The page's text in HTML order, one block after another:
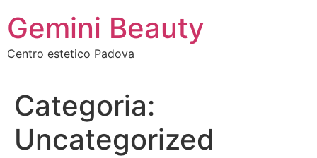
contenuto
Gemini Beauty
Centro estetico Padova
Categoria:
Uncategorized